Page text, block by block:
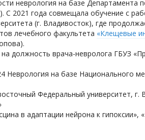
неврология на базе Департамента
С 2021 года совмещала обучение с
(г. Владивосток), где
лечебного факультета «Клещевые
должность врача-невролога ГБУЗ
Неврология на базе Национального
Федеральный университет, г.
в адаптации нейрона к гипоксии»,